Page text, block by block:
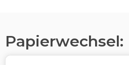
Papierwechsel: